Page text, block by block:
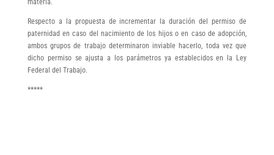
Respecto a la propuesta de incrementar la duración del permiso de
paternidad en caso del nacimiento de los hijos o en caso de adopción,
ambos grupos de trabajo determinaron inviable hacerlo, toda vez que
dicho permiso se ajusta a los parámetros ya establecidos en la Ley
Federal del Trabajo.
*****